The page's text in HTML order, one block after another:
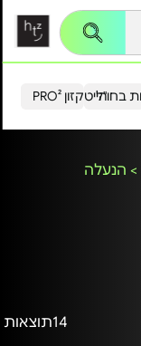
הייטקזון PRO²בחו"ל
> הנעלה
14תוצאות